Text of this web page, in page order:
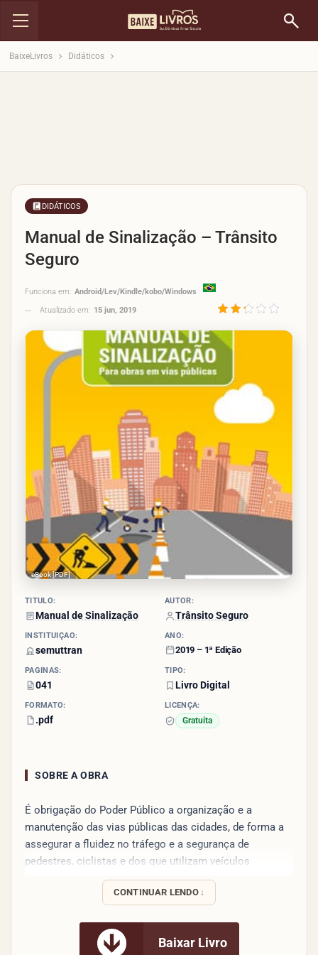
BaixeLivros Didáticos
DIDÁTICOS
Manual de Sinalização – Trânsito
Seguro
Funciona em: Android/Lev/Kindle/kobo/Windows
Atualizado em: 15 jun, 2019
eBook [PDF]
TÍTULO:
Manual de Sinalização
AUTOR:
Trânsito Seguro
INSTITUIÇÃO:
semuttran
ANO:
2019 – 1ª Edição
PÁGINAS:
041
TIPO:
Livro Digital
FORMATO:
.pdf
LICENÇA:
Gratuita
SOBRE A OBRA
É obrigação do Poder Público a organização e a
manutenção das vias públicas das cidades, de forma a
assegurar a fluidez no tráfego e a segurança de
pedestres, ciclistas e dos que utilizam veículos
Com esse objetivo, são inúmeras as ações que devem
ser realizadas de forma planejada e sistemática,
constituindo-se em mais uma das políticas públicas que
CONTINUAR LENDO
Baixar Livro